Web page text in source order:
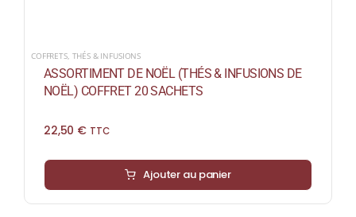
COFFRETS, THÉS & INFUSIONS
ASSORTIMENT DE NOËL (THÉS & INFUSIONS DE
NOËL) COFFRET 20 SACHETS
22,50 € TTC
Ajouter au panier